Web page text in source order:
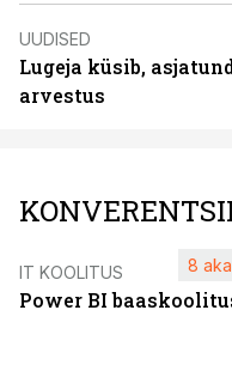
UUDISED
Lugeja küsib,
arvestus
IT KOOLITUS
Power BI
8